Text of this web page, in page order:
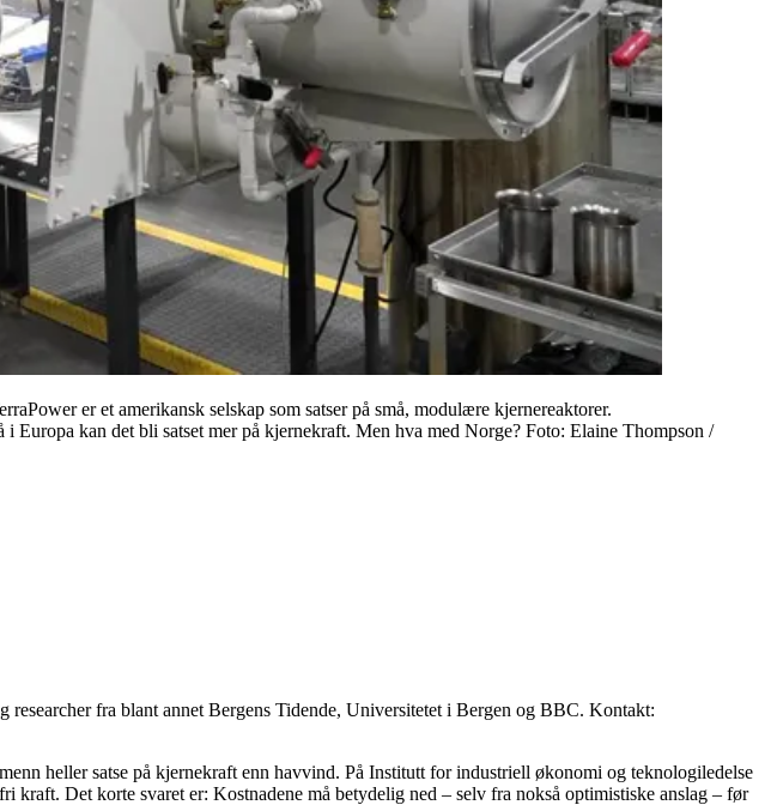
er et amerikansk selskap som satser på små, modulære kjernereaktorer.
kan det bli satset mer på kjernekraft. Men hva med Norge? Foto: Elaine Thompson /
fra blant annet Bergens Tidende, Universitetet i Bergen og BBC. Kontakt:
heller satse på kjernekraft enn havvind. På Institutt for industriell økonomi og teknologiledelse
Det korte svaret er: Kostnadene må betydelig ned – selv fra nokså optimistiske anslag – før